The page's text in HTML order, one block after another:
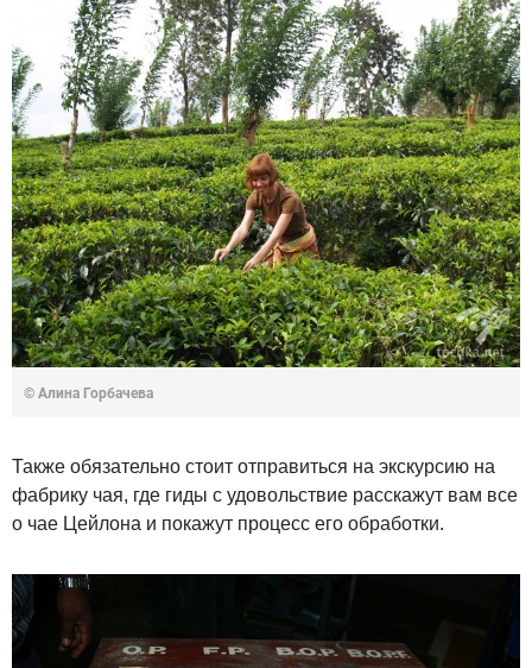
© Алина Горбачева
Также обязательно стоит отправиться на экскурсию на
фабрику чая, где гиды с удовольствие расскажут вам все
о чае Цейлона и покажут процесс его обработки.